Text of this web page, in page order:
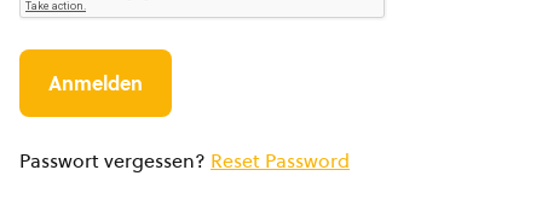
Passwort vergessen? Reset Password